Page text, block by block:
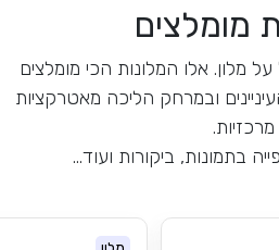
מומלצים
על מלון. אלו המלונות הכי מומלצים
ובמרחק הליכה מאטרקציות
מרכזיות.
בתמונות, ביקורות ועוד...